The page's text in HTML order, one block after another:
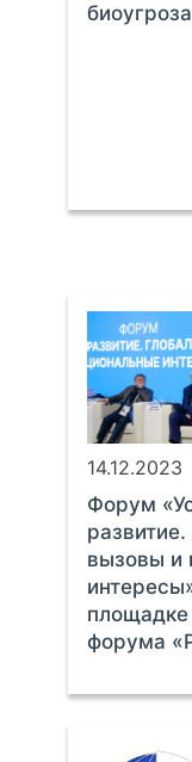
14.12.2023
Форум
вызовы и
форума